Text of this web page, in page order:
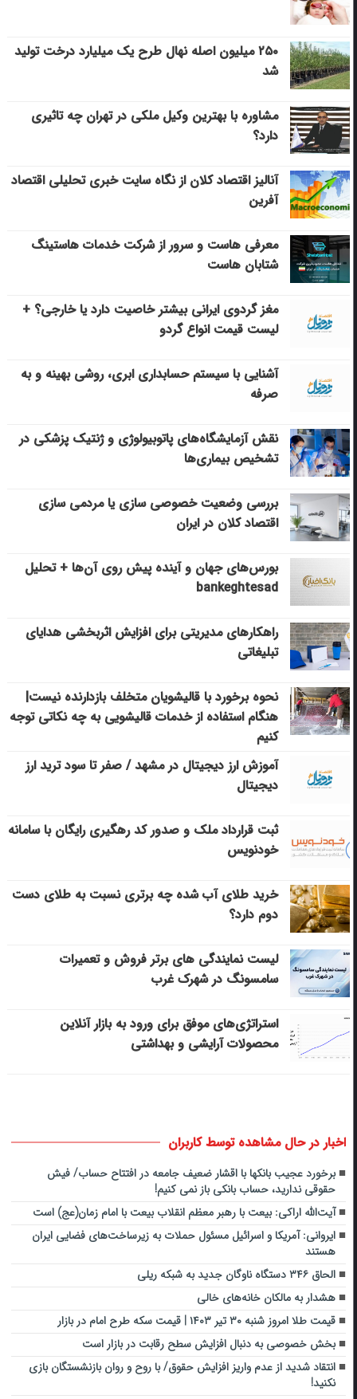
۲۵۰ میلیون اصله نهال طرح یک میلیارد درخت تولید
شد
مشاوره با بهترین وکیل ملکی در تهران چه تاثیری
دارد؟
آنالیز اقتصاد کلان از نگاه سایت خبری تحلیلی اقتصاد
آفرین
معرفی هاست و سرور از شرکت خدمات هاستینگ
شتابان هاست
مغز گردوی ایرانی بیشتر خاصیت دارد یا خارجی؟ +
لیست قیمت انواع گردو
آشنایی با سیستم حسابداری ابری، روشی بهینه و به
صرفه
نقش آزمایشگاه‌های پاتوبیولوژی و ژنتیک پزشکی در
تشخیص بیماری‌ها
بررسی وضعیت خصوصی سازی یا مردمی سازی
اقتصاد کلان در ایران
بورس‌های جهان و آینده پیش روی آن‌ها + تحلیل
bankeghtesad
راهکارهای مدیریتی برای افزایش اثربخشی هدایای
تبلیغاتی
نحوه برخورد با قالیشویان متخلف بازدارنده نیست|
هنگام استفاده از خدمات قالیشویی به چه نکاتی توجه
کنیم
آموزش ارز دیجیتال در مشهد / صفر تا سود ترید ارز
دیجیتال
ثبت قرارداد ملک و صدور کد رهگیری رایگان با سامانه
خودنویس
خرید طلای آب شده چه برتری نسبت به طلای دست
دوم دارد؟
لیست نمایندگی های برتر فروش و تعمیرات
سامسونگ در شهرک غرب
استراتژی‌های موفق برای ورود به بازار آنلاین
محصولات آرایشی و بهداشتی
اخبار در حال مشاهده توسط کاربران
برخورد عجیب بانکها با اقشار ضعیف جامعه در افتتاح حساب/ فیش
حقوقی ندارید، حساب بانکی باز نمی کنیم!
آیت‌الله اراکی: بیعت با رهبر معظم انقلاب بیعت با امام زمان(عج) است
ایروانی: آمریکا و اسرائیل مسئول حملات به زیرساخت‌های فضایی ایران
هستند
الحاق ۳۴۶ دستگاه ناوگان جدید به شبکه ریلی
هشدار به مالکان خانه‌های خالی
قیمت طلا امروز شنبه ۳۰ تیر ۱۴۰۳ | قیمت سکه طرح امام در بازار
بخش خصوصی به دنبال افزایش سطح رقابت در بازار است
انتقاد شدید از عدم واریز افزایش حقوق/ با روح و روان بازنشستگان بازی
نکنید!